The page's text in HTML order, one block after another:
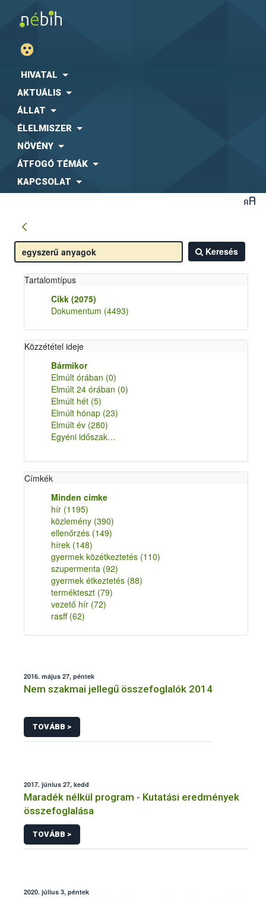
HIVATAL
AKTUÁLIS
ÁLLAT
ÉLELMISZER
NÖVÉNY
ÁTFOGÓ TÉMÁK
KAPCSOLAT
Keresés
Tartalomtípus
Cikk (2075)
Dokumentum (4493)
Közzététel ideje
Bármikor
Elmúlt órában (0)
Elmúlt 24 órában (0)
Elmúlt hét (5)
Elmúlt hónap (23)
Elmúlt év (280)
Egyéni időszak…
Címkék
Minden címke
hír (1195)
közlemény (390)
ellenőrzés (149)
hírek (148)
gyermek közétkeztetés (110)
szupermenta (92)
gyermek étkeztetés (88)
termékteszt (79)
vezető hír (72)
rasff (62)
2016. május 27, péntek
Nem szakmai jellegű összefoglalók 2014
TOVÁBB >
2017. június 27, kedd
Maradék nélkül program - Kutatási eredmények
összefoglalása
TOVÁBB >
2020. július 3, péntek